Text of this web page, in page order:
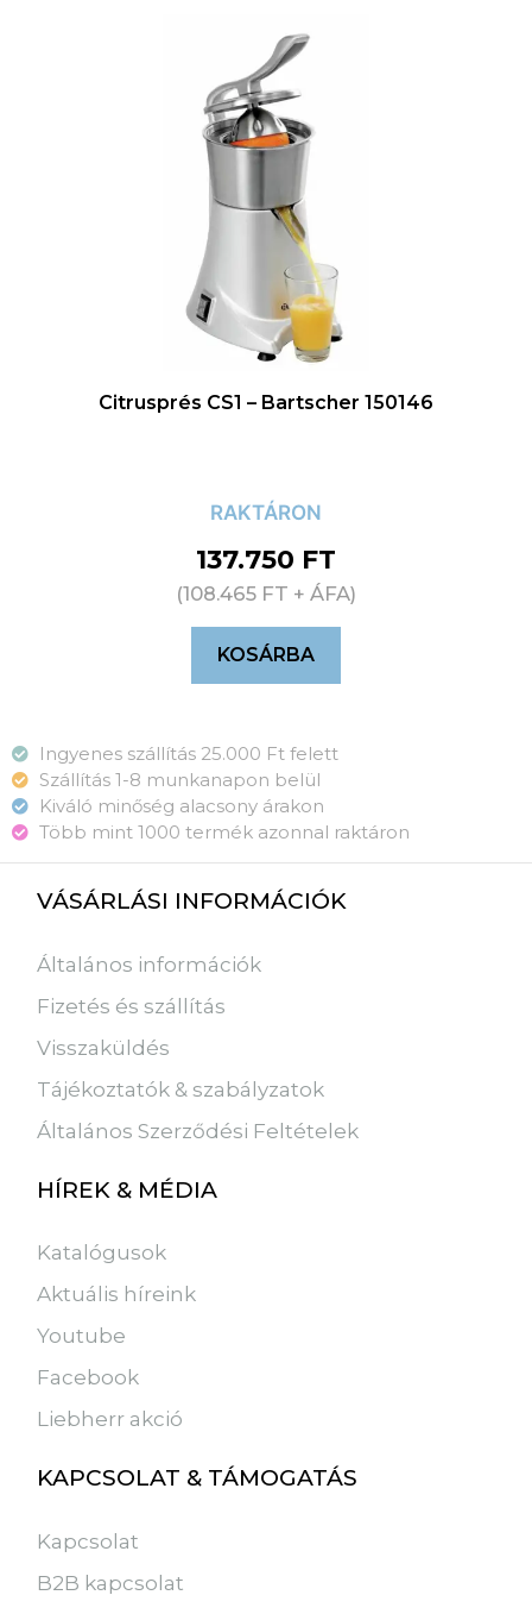
Citrusprés CS1 – Bartscher 150146
RAKTÁRON
137.750 FT
(108.465 FT + ÁFA)
KOSÁRBA
Ingyenes szállítás 25.000 Ft felett
Szállítás 1-8 munkanapon belül
Kiváló minőség alacsony árakon
Több mint 1000 termék azonnal raktáron
VÁSÁRLÁSI INFORMÁCIÓK
Általános információk
Fizetés és szállítás
Visszaküldés
Tájékoztatók & szabályzatok
Általános Szerződési Feltételek
HÍREK & MÉDIA
Katalógusok
Aktuális híreink
Youtube
Facebook
Liebherr akció
KAPCSOLAT & TÁMOGATÁS
Kapcsolat
B2B kapcsolat